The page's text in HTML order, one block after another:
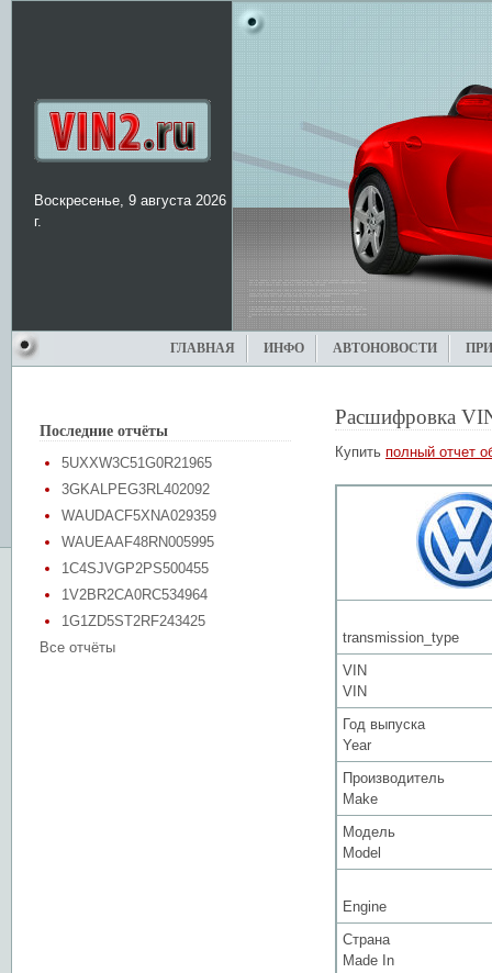
Воскресенье, 9 августа 2026
г.
ГЛАВНАЯ ИНФО АВТОНОВОСТИ
Последние отчёты
5UXXW3C51G0R21965
3GKALPEG3RL402092
WAUDACF5XNA029359
WAUEAAF48RN005995
1C4SJVGP2PS500455
1V2BR2CA0RC534964
1G1ZD5ST2RF243425
Все отчёты
Расшифровка
Купить полный отчет
transmission_type
VIN
VIN
Год выпуска
Year
Производитель
Make
Модель
Model
Engine
Страна
Made In